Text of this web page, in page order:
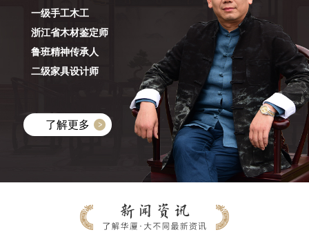
一级手工木工
浙江省木材鉴定师
鲁班精神传承人
二级家具设计师
了解更多